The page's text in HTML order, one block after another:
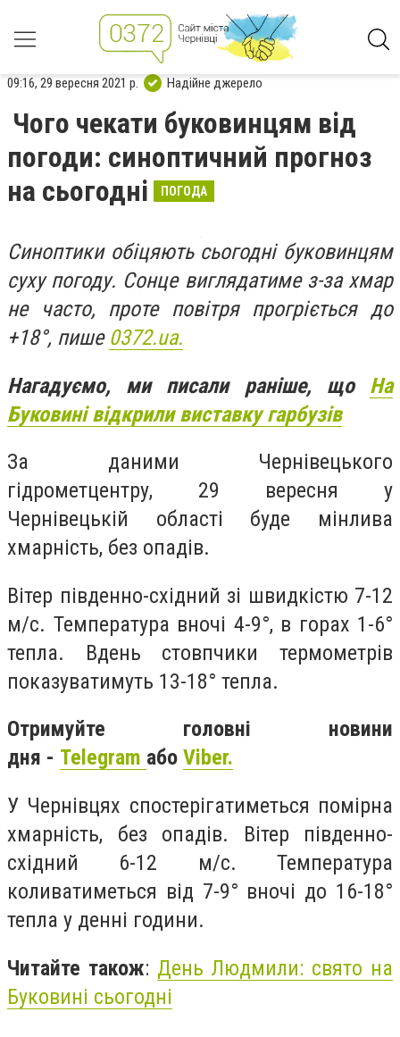
09:16, 29 вересня 2021 р. Надійне джерело
Чого чекати буковинцям від
погоди: синоптичний прогноз
на сьогодні
ПОГОДА
Синоптики обіцяють сьогодні буковинцям
суху погоду. Сонце виглядатиме з-за хмар
не часто, проте повітря прогріється до
+18°, пише 0372.ua.
Нагадуємо, ми писали раніше, що На
Буковині відкрили виставку гарбузів
За даними Чернівецького
гідрометцентру, 29 вересня у
Чернівецькій області буде мінлива
хмарність, без опадів.
Вітер південно-східний зі швидкістю 7-12
м/с. Температура вночі 4-9°, в горах 1-6°
тепла. Вдень стовпчики термометрів
показуватимуть 13-18° тепла.
Отримуйте головні новини
дня - Telegram або Viber.
У Чернівцях спостерігатиметься помірна
хмарність, без опадів. Вітер південно-
східний 6-12 м/с. Температура
коливатиметься від 7-9° вночі до 16-18°
тепла у денні години.
Читайте також: День Людмили: свято на
Буковині сьогодні